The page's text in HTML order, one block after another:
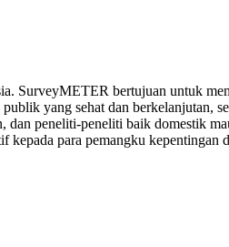
SurveyMETER bertujuan untuk
yang sehat dan berkelanjutan,
dan peneliti-peneliti baik domestik
para pemangku kepentingan